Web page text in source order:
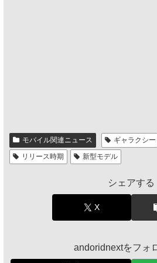
モバイル関連ニュース ギャラクシー
リリース時期
新型モデル
シェアする
X
andoridnextをフォ